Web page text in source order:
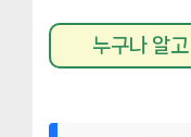
누구나 알